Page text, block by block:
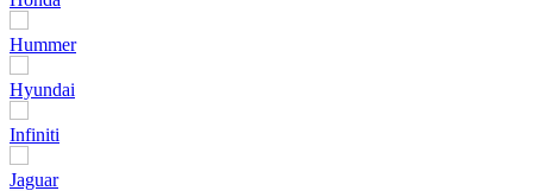
Hummer
Hyundai
Infiniti
Jaguar